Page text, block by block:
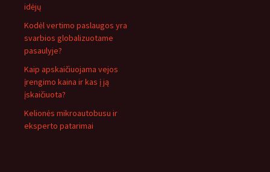
idėjų
Kodėl vertimo paslaugos yra
svarbios globalizuotame
pasaulyje?
Kaip apskaičiuojama vejos
įrengimo kaina ir kas į ją
įskaičiuota?
Kelionės mikroautobusu ir
eksperto patarimai